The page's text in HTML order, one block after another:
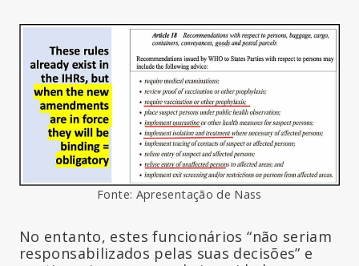
Fonte: Apresentação de Nass
No entanto, estes funcionários “não seriam
responsabilizados pelas suas decisões” e